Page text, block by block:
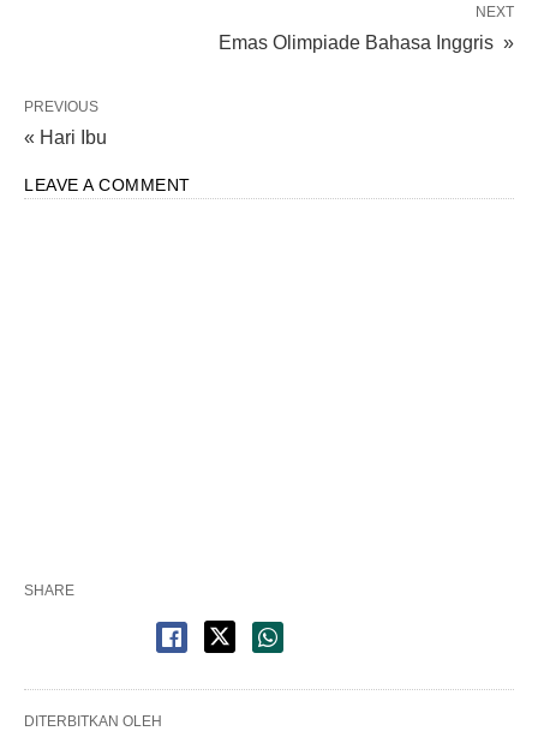
NEXT
Emas Olimpiade Bahasa Inggris »
PREVIOUS
« Hari Ibu
LEAVE A COMMENT
SHARE
DITERBITKAN OLEH